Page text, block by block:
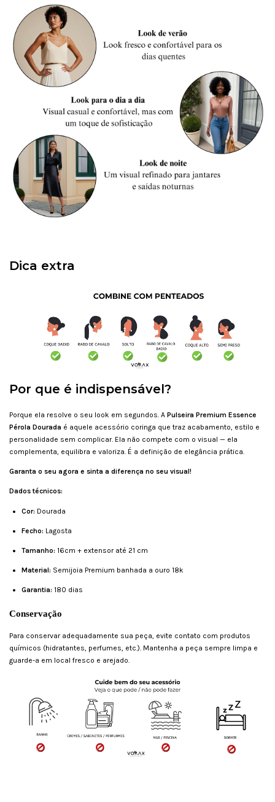
Dica extra
Por que é indispensável?
Porque ela resolve o seu look em segundos. A Pulseira Premium Essence
Pérola Dourada é aquele acessório coringa que traz acabamento, estilo e
personalidade sem complicar. Ela não compete com o visual — ela
complementa, equilibra e valoriza. É a definição de elegância prática.
Garanta o seu agora e sinta a diferença no seu visual!
Dados técnicos:
Cor: Dourada
Fecho: Lagosta
Tamanho: 16cm + extensor até 21 cm
Material: Semijoia Premium banhada a ouro 18k
Garantia: 180 dias
Conservação
Para conservar adequadamente sua peça, evite contato com produtos
químicos (hidratantes, perfumes, etc.). Mantenha a peça sempre limpa e
guarde-a em local fresco e arejado.